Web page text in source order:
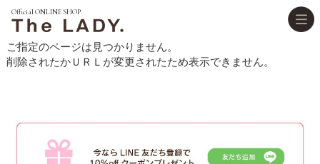
Official ONLINE SHOP
ご指定のページは見つかりません。
削除されたかＵＲＬが変更されたため表示できません。
Official ONLINE